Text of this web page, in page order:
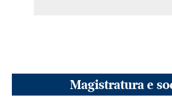
Magistratura e